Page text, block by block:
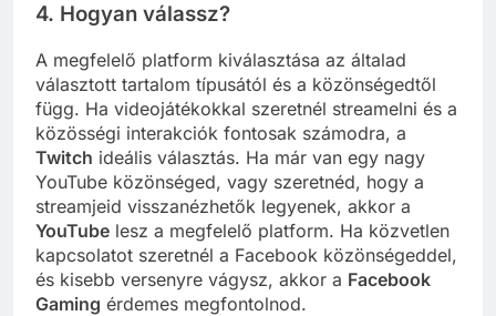
4. Hogyan válassz?
A megfelelő platform kiválasztása az általad
választott tartalom típusától és a közönségedtől
függ. Ha videojátékokkal szeretnél streamelni és a
közösségi interakciók fontosak számodra, a
Twitch ideális választás. Ha már van egy nagy
YouTube közönséged, vagy szeretnéd, hogy a
streamjeid visszanézhetők legyenek, akkor a
YouTube lesz a megfelelő platform. Ha közvetlen
kapcsolatot szeretnél a Facebook közönségeddel,
és kisebb versenyre vágysz, akkor a Facebook
Gaming érdemes megfontolnod.